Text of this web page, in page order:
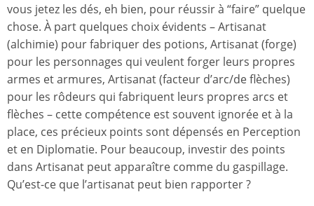
vous jetez les dés, eh bien, pour réussir à “faire” quelque
chose. À part quelques choix évidents – Artisanat
(alchimie) pour fabriquer des potions, Artisanat (forge)
pour les personnages qui veulent forger leurs propres
armes et armures, Artisanat (facteur d’arc/de flèches)
pour les rôdeurs qui fabriquent leurs propres arcs et
flèches – cette compétence est souvent ignorée et à la
place, ces précieux points sont dépensés en Perception
et en Diplomatie. Pour beaucoup, investir des points
dans Artisanat peut apparaître comme du gaspillage.
Qu’est-ce que l’artisanat peut bien rapporter ?